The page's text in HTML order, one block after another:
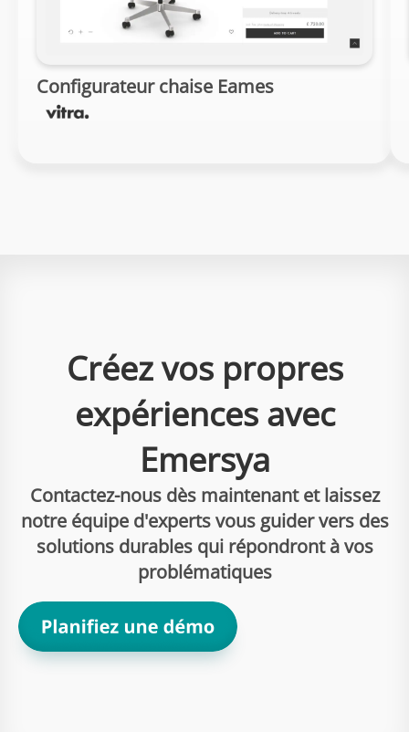
Configurateur chaise Eames
Créez vos propres
expériences avec
Emersya
Contactez-nous dès maintenant et laissez
notre équipe d'experts vous guider vers des
solutions durables qui répondront à vos
problématiques